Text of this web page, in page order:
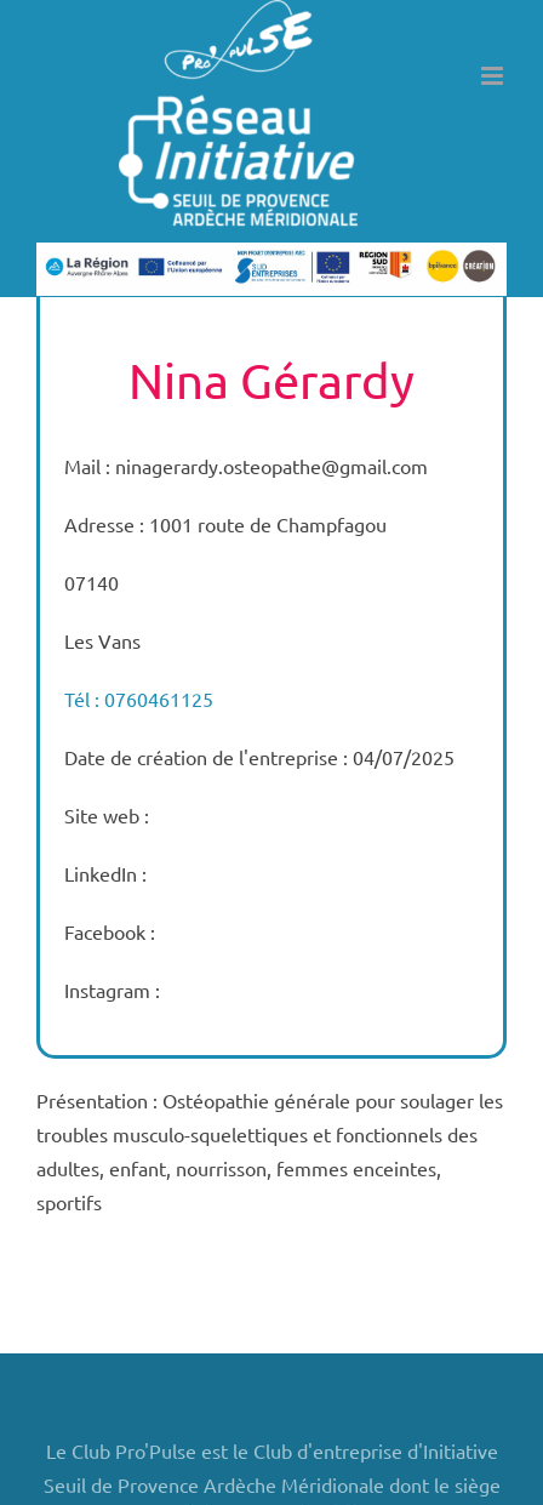
Nina Gérardy
Mail : ninagerardy.osteopathe@gmail.com
Adresse : 1001 route de Champfagou
07140
Les Vans
Tél : 0760461125
Date de création de l'entreprise : 04/07/2025
Site web :
LinkedIn :
Facebook :
Instagram :
Présentation : Ostéopathie générale pour soulager les
troubles musculo-squelettiques et fonctionnels des
adultes, enfant, nourrisson, femmes enceintes,
sportifs
Le Club Pro'Pulse est le Club d'entreprise d'Initiative
Seuil de Provence Ardèche Méridionale dont le siège